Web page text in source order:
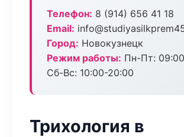
Телефон: 8 (914) 656 41 18
Email:
Город: Новокузнецк
Режим работы: Пн-Пт:
Сб-Вс: 10:00-20:00
Трихология в